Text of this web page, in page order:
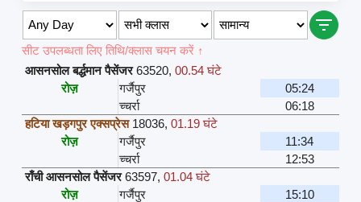
सीट उपलब्धता लिए तिथि/क्लास चयन करें ↑
आसनसोल बर्द्धमान पैसेंजर 63520, 00.54 घंटे
रोज़
गर्जैपुर
05:24
च्चर्रा
06:18
हटिया खड़गपुर एक्सप्रेस 18036, 01.19 घंटे
रोज़
गर्जैपुर
11:34
च्चर्रा
12:53
राँची आसनसोल पैसेंजर 63597, 01.04 घंटे
रोज़
गर्जैपुर
15:10